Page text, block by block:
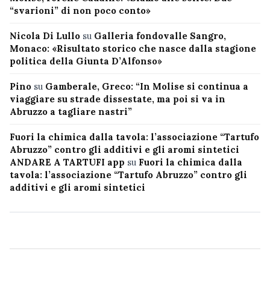
“svarioni” di non poco conto»
Nicola Di Lullo su Galleria fondovalle Sangro,
Monaco: «Risultato storico che nasce dalla stagione
politica della Giunta D’Alfonso»
Pino su Gamberale, Greco: “In Molise si continua a
viaggiare su strade dissestate, ma poi si va in
Abruzzo a tagliare nastri”
Fuori la chimica dalla tavola: l’associazione “Tartufo
Abruzzo” contro gli additivi e gli aromi sintetici
ANDARE A TARTUFI app su Fuori la chimica dalla
tavola: l’associazione “Tartufo Abruzzo” contro gli
additivi e gli aromi sintetici